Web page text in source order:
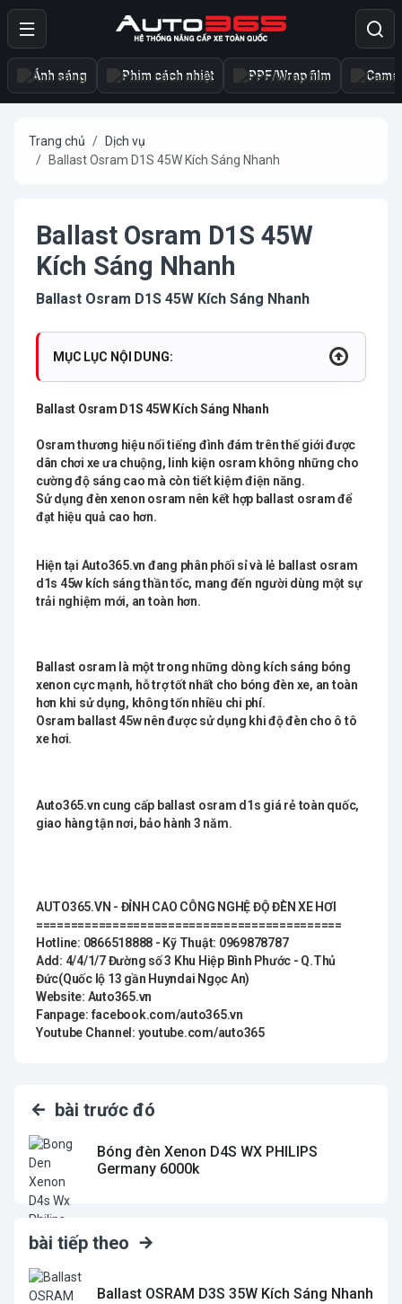
Ánh sáng Phim cách nhiệt PPF/Wrap film
Trang chủ
Dịch vụ
Ballast Osram D1S 45W Kích Sáng Nhanh
Ballast Osram D1S 45W
Kích Sáng Nhanh
Ballast Osram D1S 45W Kích Sáng Nhanh
MỤC LỤC NỘI DUNG:
Ballast Osram D1S 45W Kích Sáng Nhanh
Osram thương hiệu nổi tiếng đình đám trên thế giới được
dân chơi xe ưa chuộng, linh kiện osram không những cho
cường độ sáng cao mà còn tiết kiệm điện năng.
Sử dụng đèn xenon osram nên kết hợp ballast osram để
đạt hiệu quả cao hơn.
Hiện tại Auto365.vn đang phân phối sỉ và lẻ ballast osram
d1s 45w kích sáng thần tốc, mang đến người dùng một sự
trải nghiệm mới, an toàn hơn.
Ballast osram là một trong những dòng kích sáng bóng
xenon cực mạnh, hỗ trợ tốt nhất cho bóng đèn xe, an toàn
hơn khi sử dụng, không tốn nhiều chi phí.
Osram ballast 45w nên được sử dụng khi độ đèn cho ô tô
xe hơi.
Auto365.vn cung cấp ballast osram d1s giá rẻ toàn quốc,
giao hàng tận nơi, bảo hành 3 năm.
AUTO365.VN - ĐỈNH CAO CÔNG NGHỆ ĐỘ ĐÈN XE HƠI
============================================
Hotline: 0866518888 - Kỹ Thuật: 0969878787
Add: 4/4/1/7 Đường số 3 Khu Hiệp Bình Phước - Q.Thủ
Đức(Quốc lộ 13 gần Huyndai Ngọc An)
Website: Auto365.vn
Fanpage: facebook.com/auto365.vn
Youtube Channel: youtube.com/auto365
bài trước đó
Bóng đèn Xenon D4S WX PHILIPS
Germany 6000k
bài tiếp theo
Ballast OSRAM D3S 35W Kích Sáng Nhanh